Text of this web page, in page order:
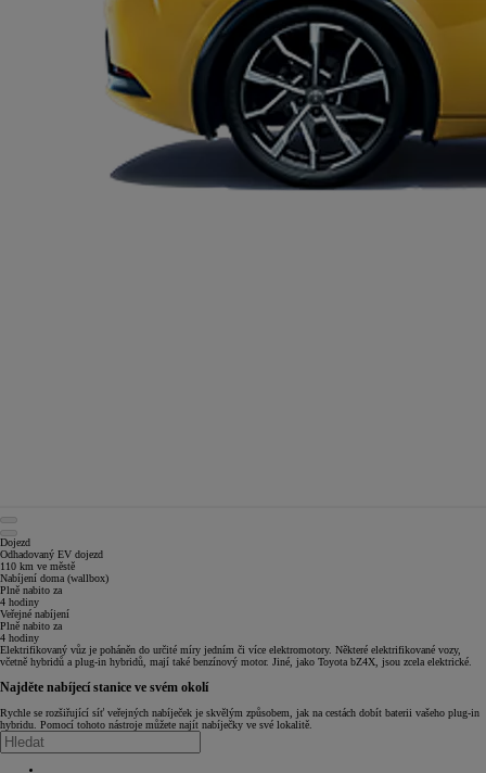
Dojezd
Odhadovaný EV dojezd
110 km ve městě
Nabíjení doma (wallbox)
Plně nabito za
4 hodiny
Veřejné nabíjení
Plně nabito za
4 hodiny
Elektrifikovaný vůz je poháněn do určité míry jedním či více elektromotory. Některé elektrifikované vozy,
včetně hybridů a plug-in hybridů, mají také benzínový motor. Jiné, jako Toyota bZ4X, jsou zcela elektrické.
Najděte nabíjecí stanice ve svém okolí
Rychle se rozšiřující síť veřejných nabíječek je skvělým způsobem, jak na cestách dobít baterii vašeho plug-in
hybridu. Pomocí tohoto nástroje můžete najít nabíječky ve své lokalitě.